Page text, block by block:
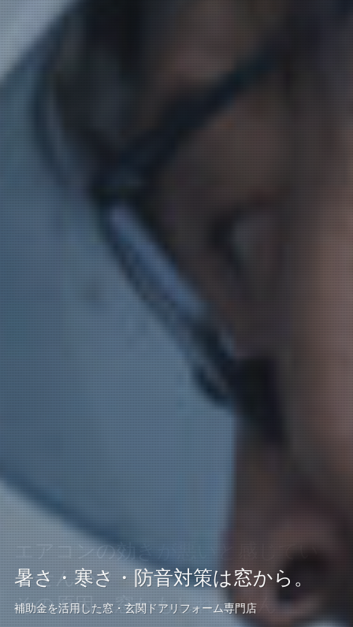
窓やドアのお悩みは当店まで！
お見積り・現地調査も無料
経験豊富なスタッフが対応します。
エアコンの効きが悪いと感じてい
ませんか？
その原因、窓かもしれません
暑さ・寒さ・防音対策は窓から。
補助金を活用した窓・玄関ドアリフォーム専門店
エアコンの効きが悪いと感じてい
ませんか？
その原因、窓かもしれません